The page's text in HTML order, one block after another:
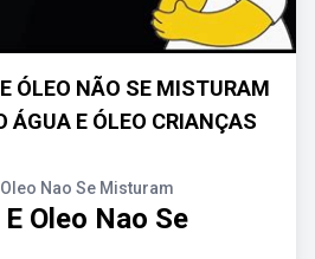
ÓLEO NÃO SE MISTURAM
ÁGUA E ÓLEO CRIANÇAS
Nao Se Misturam
Oleo Nao Se